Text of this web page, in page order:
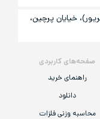
صفحه‌های کاربردی
راهنمای خرید
دانلود
محاسبه وزنی فلزات
خیابان شهید طارمی (۱۷ شهریور)، خیایان پرچین،